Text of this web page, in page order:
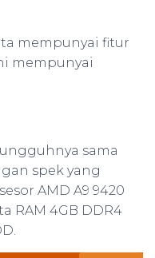
mempunyai fitur
mempunyai
sama
spek yang
AMD A9 9420
RAM 4GB DDR4